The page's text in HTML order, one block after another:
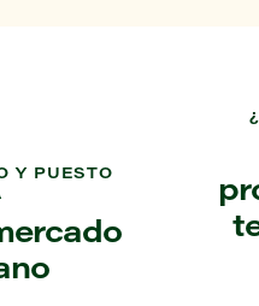
Y PUESTO